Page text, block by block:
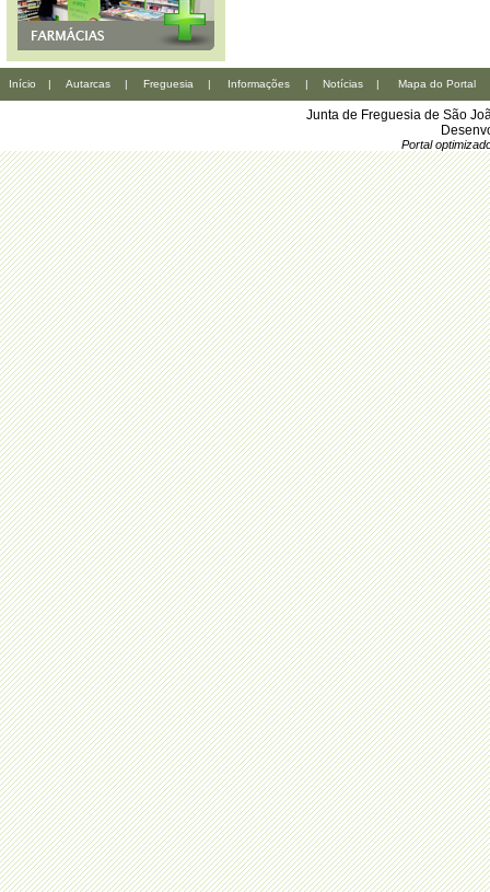
Início | Autarcas | Freguesia | Informações | Notícias | Mapa do Portal
Junta de Freguesia de São
Portal